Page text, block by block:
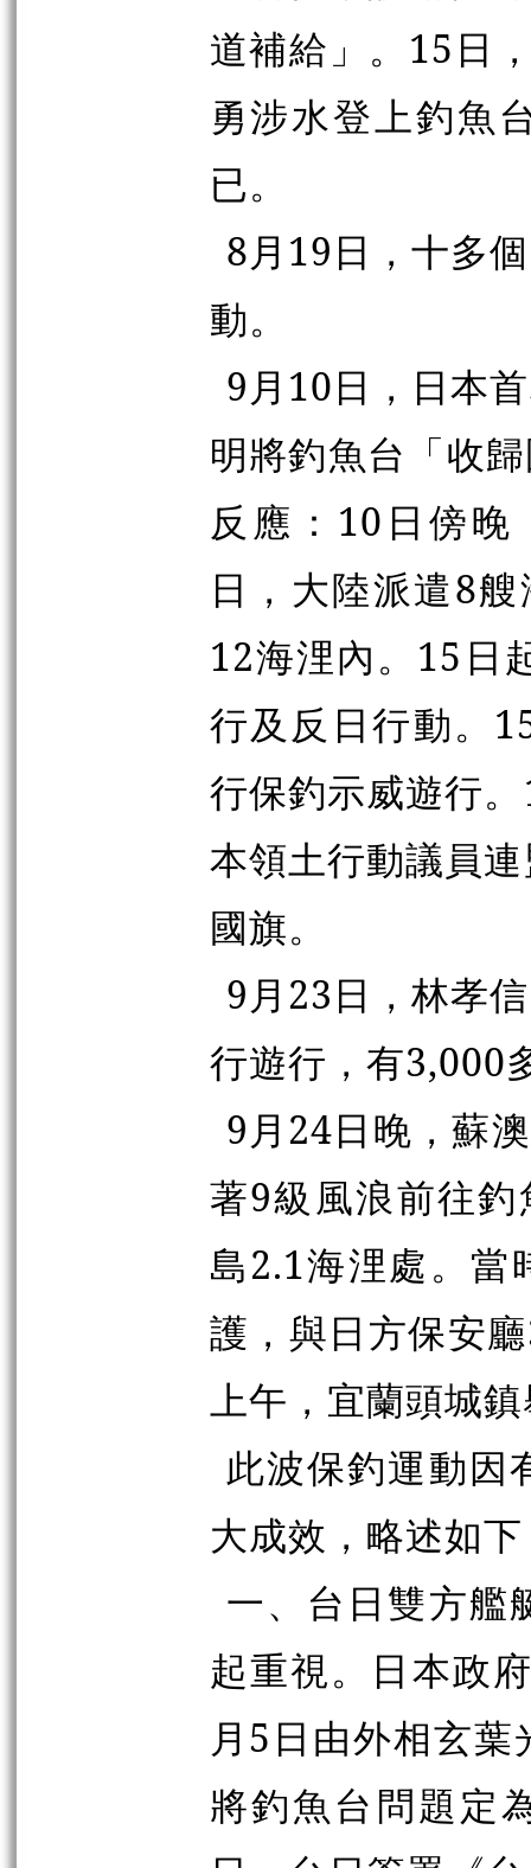
道補給」。15日
勇涉水登上釣魚
已。
8月19日，十多
動。
9月10日，日本
明將釣魚台「收
反應：10日傍
日，大陸派遣8
12海浬內。15日
行及反日行動。
行保釣示威遊行
本領土行動議員
國旗。
9月23日，林孝
行遊行，有3,000
9月24日晚，蘇
著9級風浪前往
島2.1海浬處。當
護，與日方保安
上午，宜蘭頭城
此波保釣運動因
大成效，略述如
一、台日雙方艦
起重視。日本政
月5日由外相玄
將釣魚台問題定